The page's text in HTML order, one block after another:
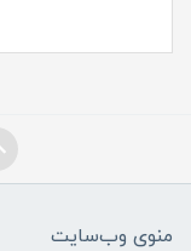
منوی وب‌سایت